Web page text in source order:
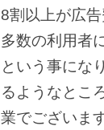
8割以上が広
多数の利用者
という事にな
るようなとこ
業でございます